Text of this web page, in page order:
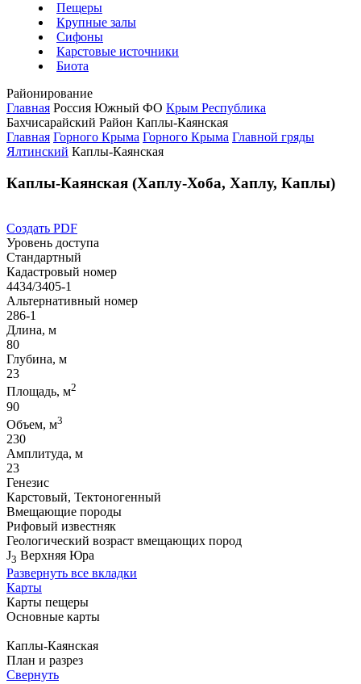
Пещеры
Крупные залы
Сифоны
Карстовые источники
Биота
Районирование
Главная Россия Южный ФО Крым Республика
Бахчисарайский Район Каплы-Каянская
Главная Горного Крыма Горного Крыма Главной гряды
Ялтинский Каплы-Каянская
Каплы-Каянская (Хаплу-Хоба, Хаплу, Каплы)
Создать PDF
Уровень доступа
Стандартный
Кадастровый номер
4434/3405-1
Альтернативный номер
286-1
Длина, м
80
Глубина, м
23
Площадь, м2
90
Объем, м3
230
Амплитуда, м
23
Генезис
Карстовый, Тектоногенный
Вмещающие породы
Рифовый известняк
Геологический возраст вмещающих пород
J3 Верхняя Юра
Развернуть все вкладки
Карты
Карты пещеры
Основные карты
Каплы-Каянская
План и разрез
Свернуть